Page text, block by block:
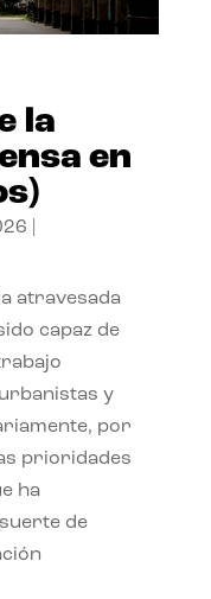
la
en
atravesada
capaz de
y
por
prioridades
ha
de